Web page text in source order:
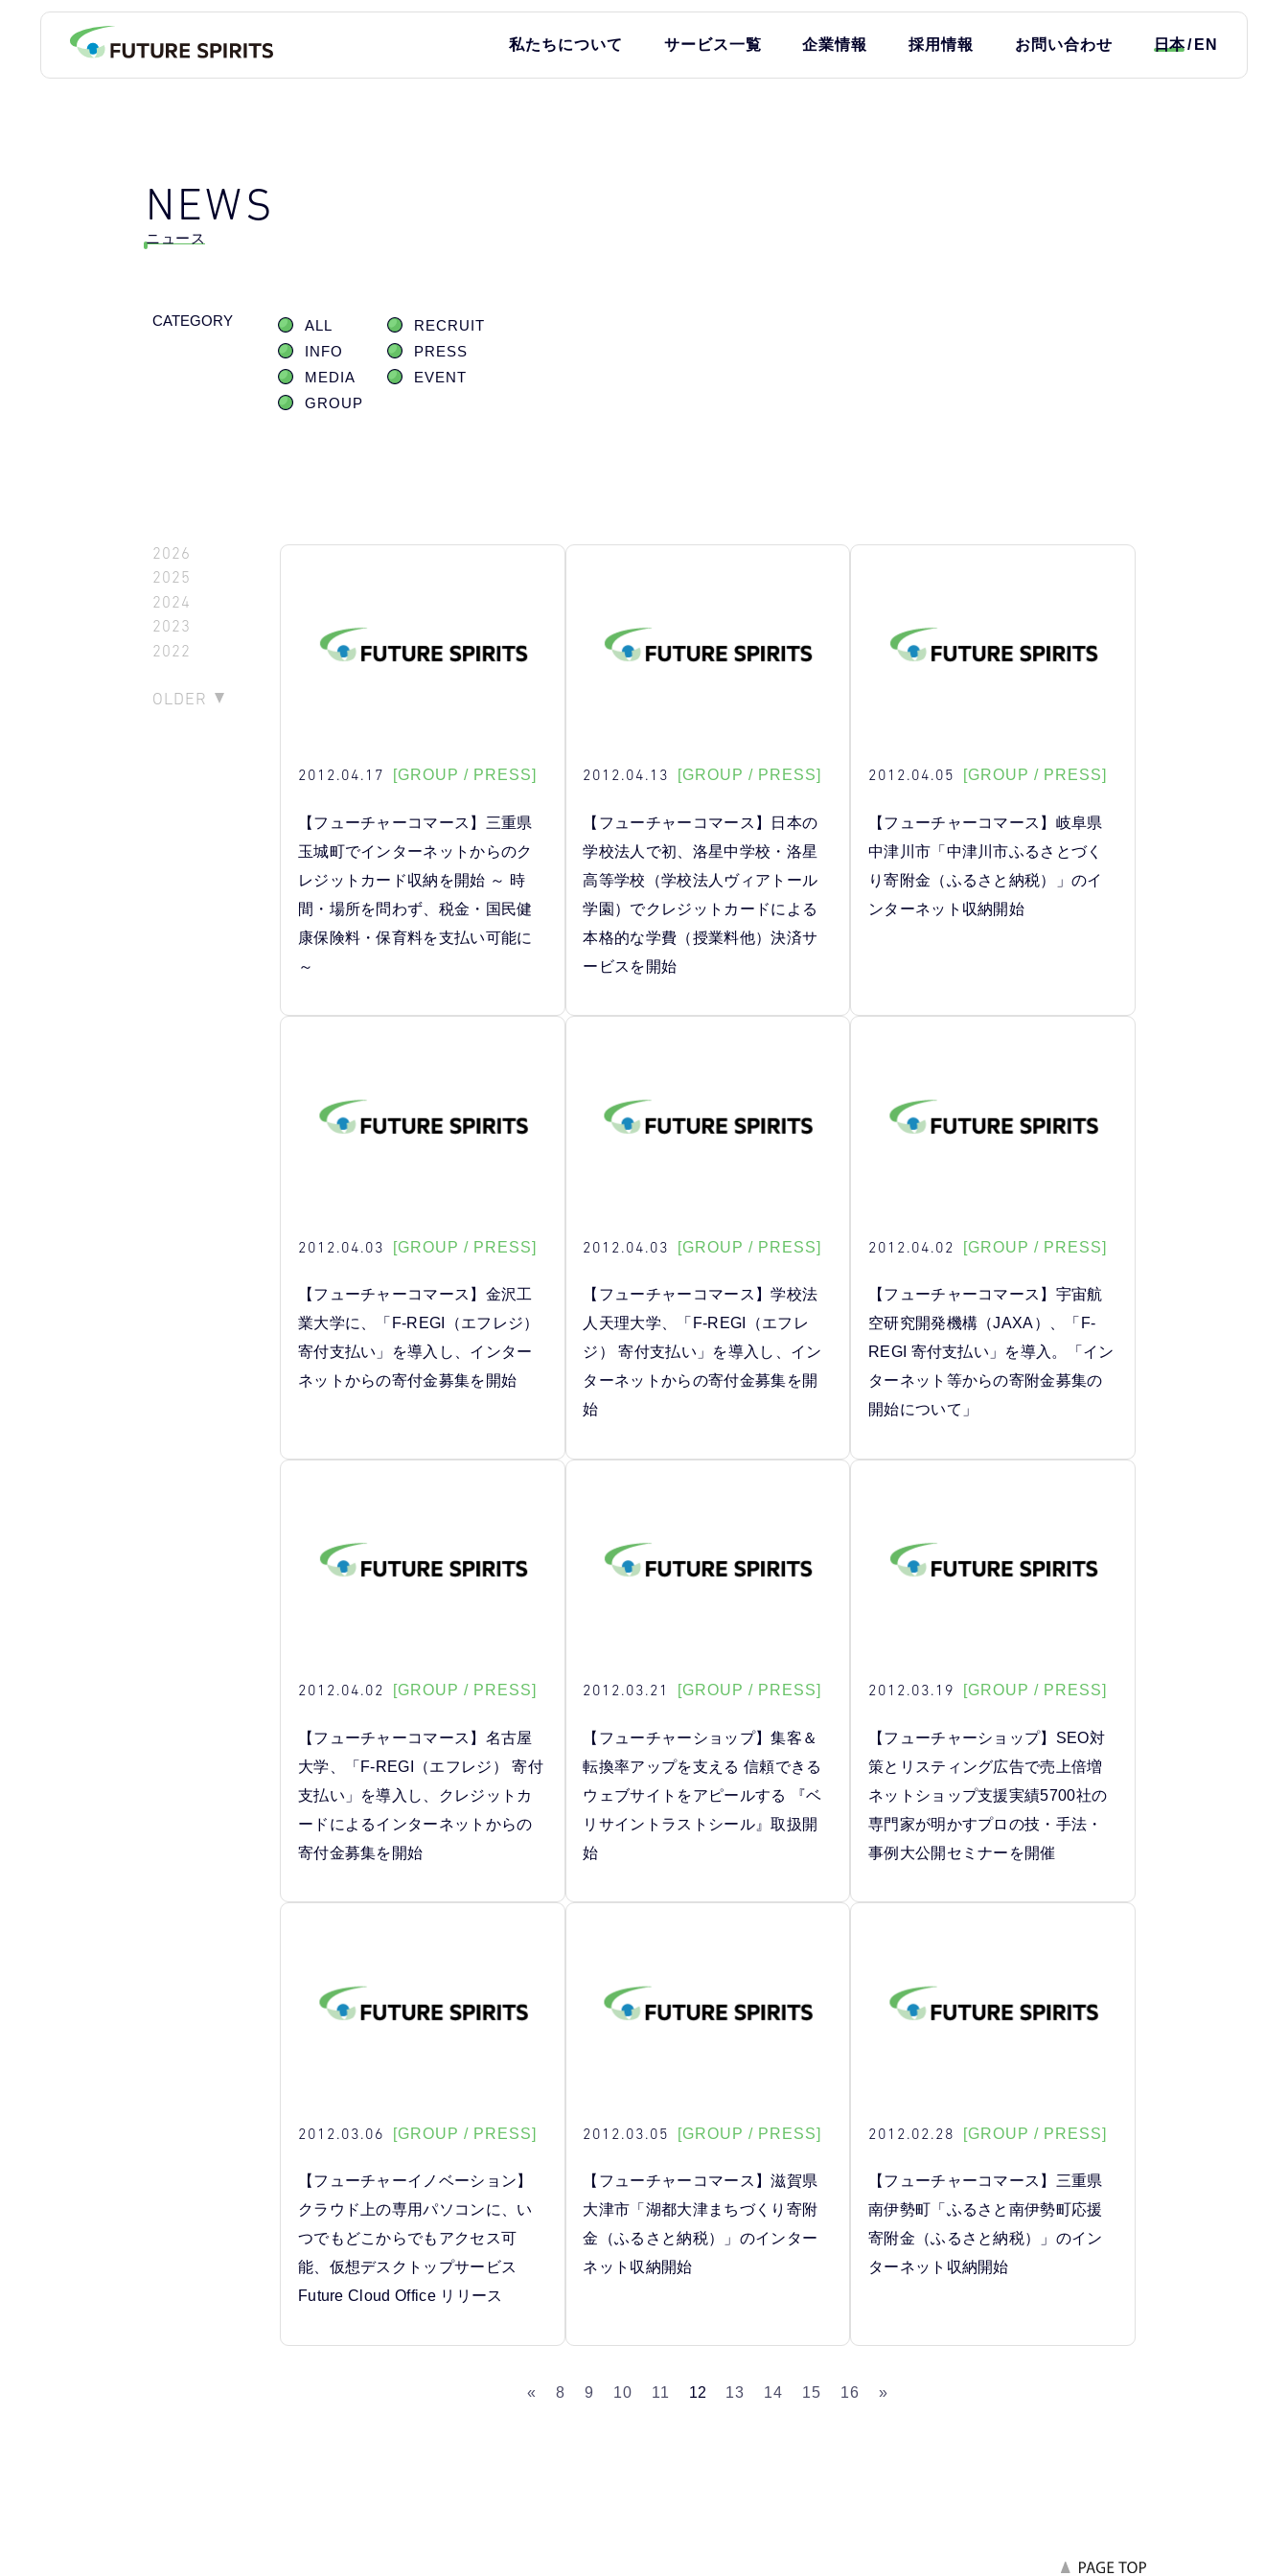
私たちについて サービス一覧 企業情報 採用情報 お問い合わせ 日本 EN
NEWS
ニュース
CATEGORY ALL
RECRUIT
INFO
PRESS
MEDIA
EVENT
GROUP
2026
2025
2024
2023
2022
OLDER
2012.04.17 [GROUP / PRESS]
【フューチャーコマース】三重県
玉城町でインターネットからのク
レジットカード収納を開始 ～ 時
間・場所を問わず、税金・国民健
康保険料・保育料を支払い可能に
～
2012.04.13 [GROUP / PRESS]
【フューチャーコマース】日本の
学校法人で初、洛星中学校・洛星
高等学校（学校法人ヴィアトール
学園）でクレジットカードによる
本格的な学費（授業料他）決済サ
ービスを開始
2012.04.05 [GROUP / PRESS]
【フューチャーコマース】岐阜県
中津川市「中津川市ふるさとづく
り寄附金（ふるさと納税）」のイ
ンターネット収納開始
2012.04.03 [GROUP / PRESS]
【フューチャーコマース】金沢工
業大学に、「F-REGI（エフレジ）
寄付支払い」を導入し、インター
ネットからの寄付金募集を開始
2012.04.03 [GROUP / PRESS]
【フューチャーコマース】学校法
人天理大学、「F-REGI（エフレ
ジ） 寄付支払い」を導入し、イン
ターネットからの寄付金募集を開
始
2012.04.02 [GROUP / PRESS]
【フューチャーコマース】宇宙航
空研究開発機構（JAXA）、「F-
REGI 寄付支払い」を導入。「イン
ターネット等からの寄附金募集の
開始について」
2012.04.02 [GROUP / PRESS]
【フューチャーコマース】名古屋
大学、「F-REGI（エフレジ） 寄付
支払い」を導入し、クレジットカ
ードによるインターネットからの
寄付金募集を開始
2012.03.21 [GROUP / PRESS]
【フューチャーショップ】集客＆
転換率アップを支える 信頼できる
ウェブサイトをアピールする 『ベ
リサイントラストシール』取扱開
始
2012.03.19 [GROUP / PRESS]
【フューチャーショップ】SEO対
策とリスティング広告で売上倍増
ネットショップ支援実績5700社の
専門家が明かすプロの技・手法・
事例大公開セミナーを開催
2012.03.06 [GROUP / PRESS]
【フューチャーイノベーション】
クラウド上の専用パソコンに、い
つでもどこからでもアクセス可
能、仮想デスクトップサービス
Future Cloud Office リリース
2012.03.05 [GROUP / PRESS]
【フューチャーコマース】滋賀県
大津市「湖都大津まちづくり寄附
金（ふるさと納税）」のインター
ネット収納開始
2012.02.28 [GROUP / PRESS]
【フューチャーコマース】三重県
南伊勢町「ふるさと南伊勢町応援
寄附金（ふるさと納税）」のイン
ターネット収納開始
« 8 9 10 11 12 13 14 15 16 »